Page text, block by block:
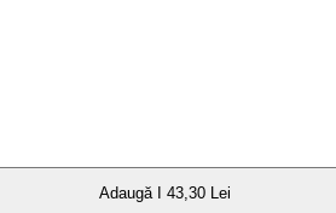
Adaugă I 43,30 Lei